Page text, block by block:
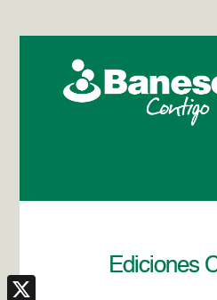
Ediciones